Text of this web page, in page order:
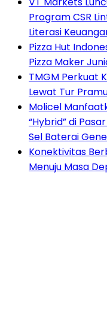
Program CSR
Literasi
Pizza Hut
Pizza Maker
TMGM Perkuat
Lewat Tur
Molicel
“Hybrid” di
Sel Baterai
Konektivitas
Menuju Masa